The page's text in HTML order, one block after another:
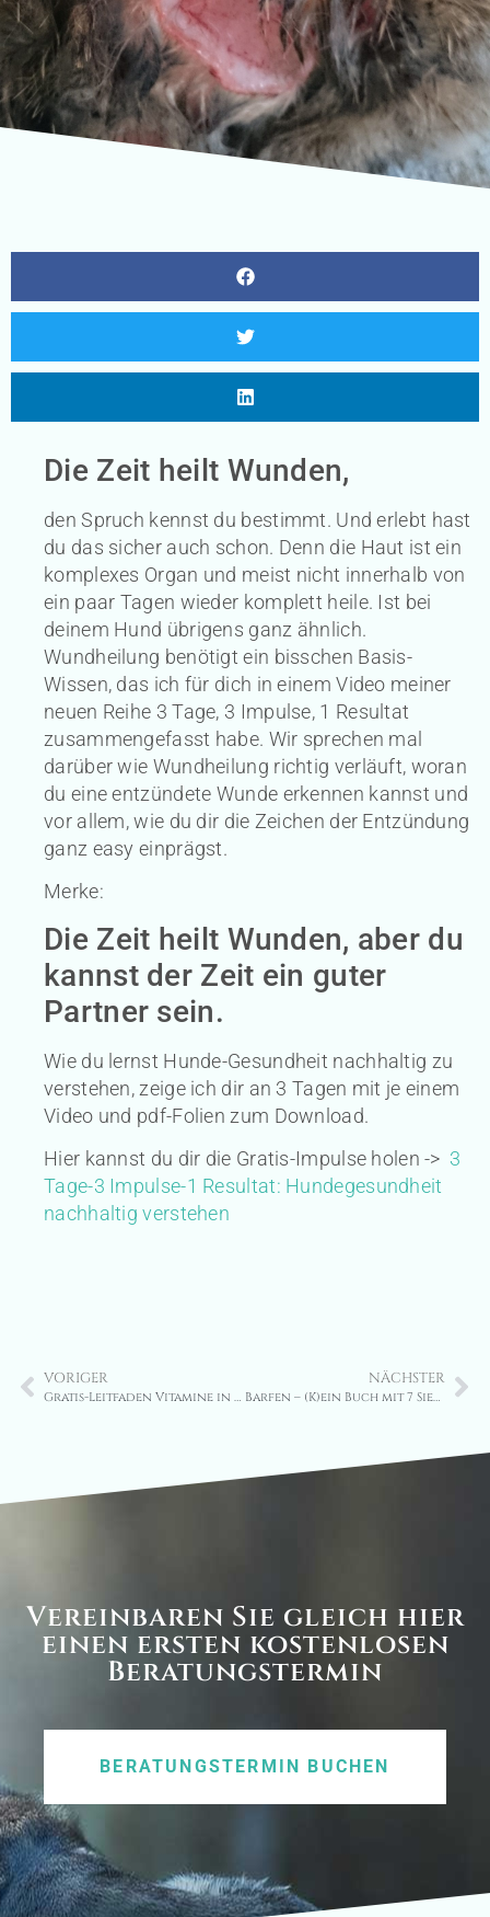
Die Zeit heilt Wunden,
den Spruch kennst du bestimmt. Und erlebt hast
du das sicher auch schon. Denn die Haut ist ein
komplexes Organ und meist nicht innerhalb von
ein paar Tagen wieder komplett heile. Ist bei
deinem Hund übrigens ganz ähnlich.
Wundheilung benötigt ein bisschen Basis-
Wissen, das ich für dich in einem Video meiner
neuen Reihe 3 Tage, 3 Impulse, 1 Resultat
zusammengefasst habe. Wir sprechen mal
darüber wie Wundheilung richtig verläuft, woran
du eine entzündete Wunde erkennen kannst und
vor allem, wie du dir die Zeichen der Entzündung
ganz easy einprägst.
Merke:
Die Zeit heilt Wunden, aber du
kannst der Zeit ein guter
Partner sein.
Wie du lernst Hunde-Gesundheit nachhaltig zu
verstehen, zeige ich dir an 3 Tagen mit je einem
Video und pdf-Folien zum Download.
Hier kannst du dir die Gratis-Impulse holen -> 3
Tage-3 Impulse-1 Resultat: Hundegesundheit
nachhaltig verstehen
VORIGER
Gratis-Leitfaden Vitamine in der Hundeernährung
NÄCHSTER
Barfen – (K)ein Buch mit 7 Siegeln
Vereinbaren Sie gleich hier
einen ersten kostenlosen
Beratungstermin
BERATUNGSTERMIN BUCHEN